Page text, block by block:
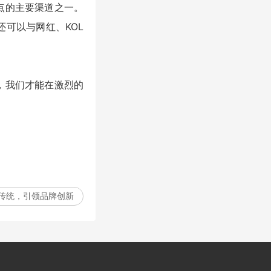
主要渠道之一。
可以与网红、KOL
我们才能在激烈的
统，引领品牌创新